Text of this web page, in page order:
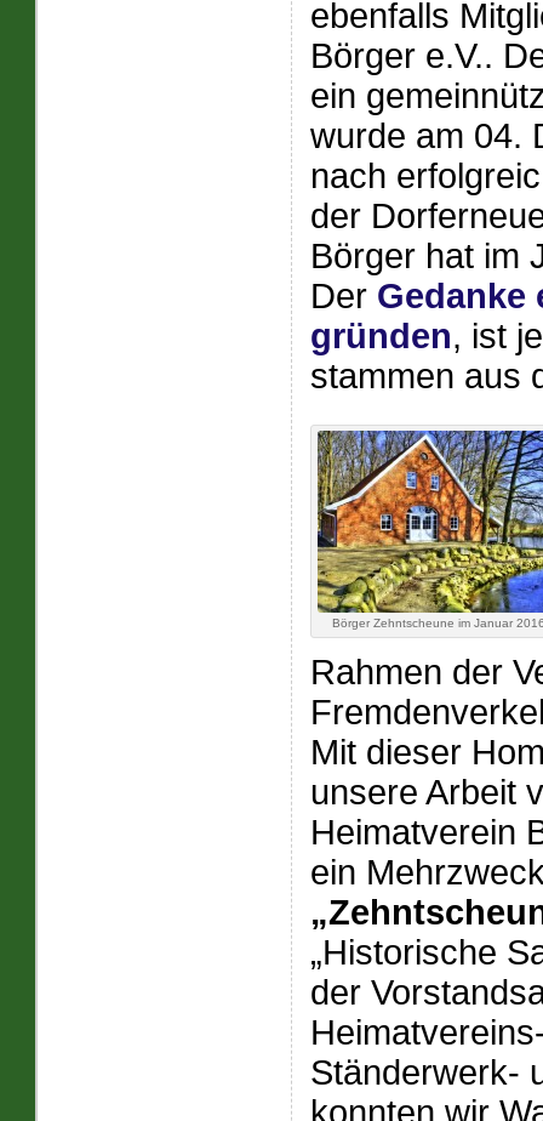
ebenfalls
Börger e.V..
ein
wurde am 04.
nach
der
Börger hat im
Der Gedanke
gründen, ist
stammen aus
Börger Zehntscheune im Januar
Rahmen der
Mit dieser
unsere Arbeit
Heimatverein
ein
„Historische
der
Ständerwerk-
konnten wir